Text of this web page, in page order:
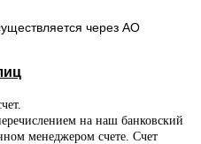
через АО
на наш банковский
менеджером счете. Счет